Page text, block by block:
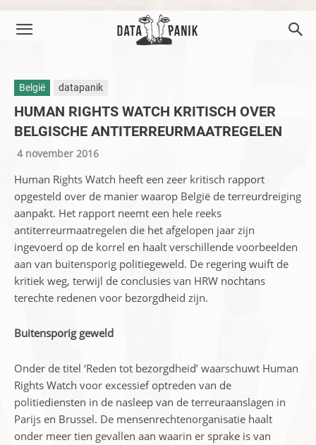
België datapanik
HUMAN RIGHTS WATCH KRITISCH OVER
BELGISCHE ANTITERREURMAATREGELEN
4 november 2016
Human Rights Watch heeft een zeer kritisch rapport
opgesteld over de manier waarop België de terreurdreiging
aanpakt. Het rapport neemt een hele reeks
antiterreurmaatregelen die het afgelopen jaar zijn
ingevoerd op de korrel en haalt verschillende voorbeelden
aan van buitensporig politiegeweld. De regering wuift de
kritiek weg, terwijl de conclusies van HRW nochtans
terechte redenen voor bezorgdheid zijn.
Buitensporig geweld
Onder de titel ‘Reden tot bezorgdheid’ waarschuwt Human
Rights Watch voor excessief optreden van de
politiediensten in de nasleep van de terreuraanslagen in
Parijs en Brussel. De mensenrechtenorganisatie haalt
onder meer tien gevallen aan waarin er sprake is van